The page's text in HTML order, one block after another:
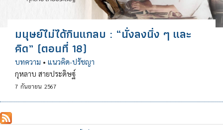
มนุษย์ไม่ได้กินแกลบ : “นั่งลงนิ่ง ๆ และ
คิด” (ตอนที่ 18)
บทความ • แนวคิด-ปรัชญา
กุหลาบ สายประดิษฐ์
7 กันยายน 2567